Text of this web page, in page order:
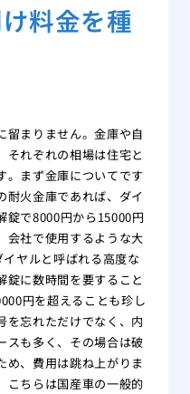
料金を種
留まりません。金庫や自
それぞれの相場は住宅と
。まず金庫についてです
耐火金庫であれば、ダイ
錠で8000円から15000円
会社で使用するような大
ヤルと呼ばれる高度な
錠に数時間を要すること
円を超えることも珍し
を忘れただけでなく、内
スも多く、その場合は破
め、費用は跳ね上がりま
こちらは国産車の一般的